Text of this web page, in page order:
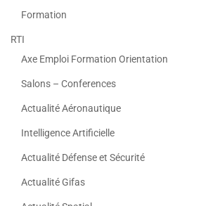
Formation
RTI
Axe Emploi Formation Orientation
Salons – Conferences
Actualité Aéronautique
Intelligence Artificielle
Actualité Défense et Sécurité
Actualité Gifas